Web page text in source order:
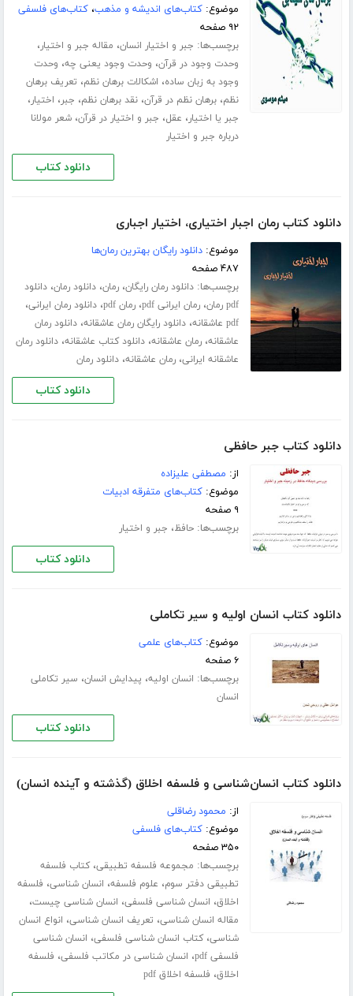
موضوع:کتاب‌های اندیشه و مذهب،کتاب‌های فلسفی
۹۲ صفحه
برچسب‌ها: جبر و اختیار انسان، مقاله جبر و اختیار،
وحدت وجود در قرآن، وحدت وجود یعنی چه، وحدت
وجود به زبان ساده، اشکالات برهان نظم، تعریف برهان
نظم،برهان نظم در قرآن،نقد برهان نظم، جبر، اختیار،
جبر یا اختیار، عقل، جبر و اختیار در قرآن،شعر مولانا
درباره جبر و اختیار
دانلود کتاب
دانلود کتاب رمان اجبار اختیاری، اختیار اجباری
موضوع:دانلود رایگان بهترین رمان‌ها
۴۸۷ صفحه
برچسب‌ها:دانلود رمان رایگان،رمان،دانلود رمان،دانلود
pdf رمان
،رمان ایرانی pdf ،رمان pdf ،دانلود رمان ایرانی،
pdf عاشقانه ،دانلود رایگان رمان عاشقانه،دانلود رمان
عاشقانه،رمان عاشقانه،دانلود کتاب عاشقانه،دانلود رمان
عاشقانه ایرانی،رمان عاشقانه،دانلود رمان
دانلود کتاب
دانلود کتاب جبر حافظی
از: مصطفی علیزاده
موضوع:کتاب‌های متفرقه ادبیات
۹ صفحه
برچسب‌ها:حافظ، جبر و اختیار
دانلود کتاب
دانلود کتاب انسان اولیه و سیر تکاملی
موضوع:کتاب‌های علمی
۶ صفحه
برچسب‌ها: انسان اولیه، پیدایش انسان، سیر تکاملی
انسان
دانلود کتاب
دانلود کتاب انسان‌شناسی و فلسفه اخلاق (گذشته و آینده انسان)
از: محمود رضاقلی
موضوع:کتاب‌های فلسفی
۳۵۰ صفحه
برچسب‌ها: مجموعه فلسفه تطبیقی،کتاب فلسفه
تطبیقی دفتر سوم، علوم فلسفه، انسان شناسی، فلسفه
اخلاق، انسان شناسی فلسفی، انسان شناسی چیست،
مقاله انسان شناسی، تعریف انسان شناسی، انواع انسان
شناسی،کتاب انسان شناسی فلسفی، انسان شناسی
فلسفی pdf
، انسان شناسی در مکاتب فلسفی، فلسفه
اخلاق، فلسفه اخلاق pdf